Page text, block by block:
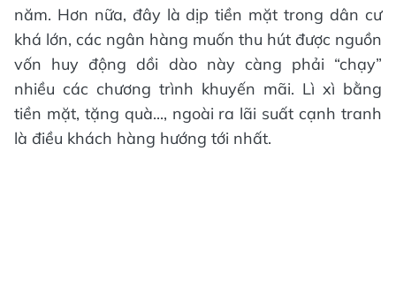
năm. Hơn nữa, đây là dịp tiền mặt trong dân cư
khá lớn, các ngân hàng muốn thu hút được nguồn
vốn huy động dồi dào này càng phải “chạy”
nhiều các chương trình khuyến mãi. Lì xì bằng
tiền mặt, tặng quà..., ngoài ra lãi suất cạnh tranh
là điều khách hàng hướng tới nhất.